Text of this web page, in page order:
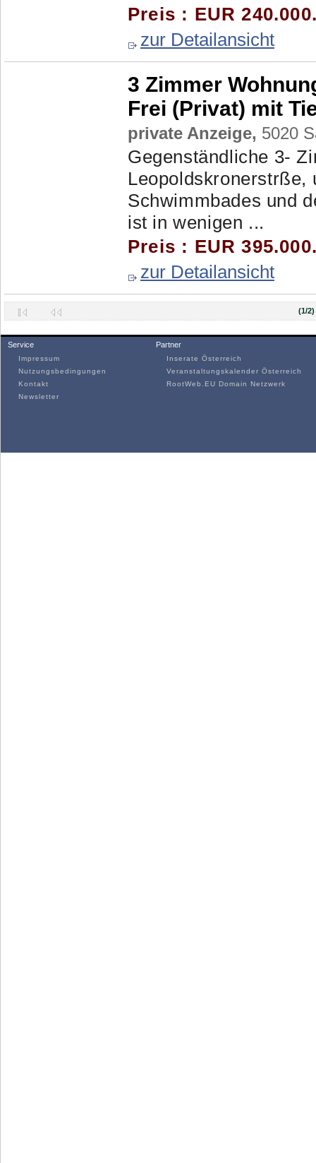
Preis : EUR
zur Detailansicht
3 Zimmer
Frei (Privat) mit
private Anzeige, 5020
Gegenständliche 3-
Leopoldskronerstrße,
Schwimmbades und
ist in wenigen ...
Preis : EUR
zur Detailansicht
(1/2)
Service
Impressum
Nutzungsbedingungen
Kontakt
Newsletter
Partner
Inserate Österreich
Veranstaltungskalender Österreich
RootWeb.EU Domain Netzwerk